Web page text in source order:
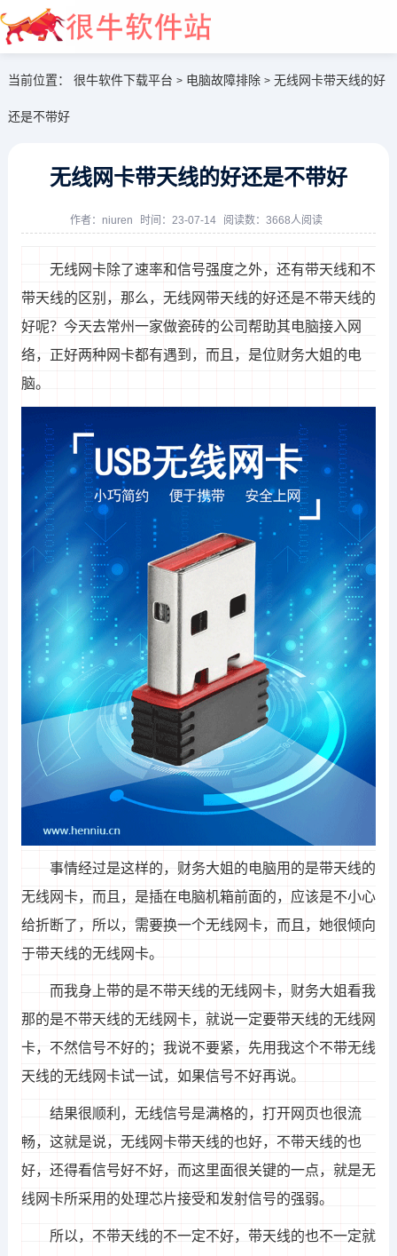
当前位置： 很牛软件下载平台 > 电脑故障排除 > 无线网卡带天线的好
还是不带好
无线网卡带天线的好还是不带好
作者： niuren 时间：23-07-14 阅读数：3668人阅读
无线网卡除了速率和信号强度之外，还有带天线和不
带天线的区别，那么，无线网带天线的好还是不带天线的
好呢？今天去常州一家做瓷砖的公司帮助其电脑接入网
络，正好两种网卡都有遇到，而且，是位财务大姐的电
脑。
事情经过是这样的，财务大姐的电脑用的是带天线的
无线网卡，而且，是插在电脑机箱前面的，应该是不小心
给折断了，所以，需要换一个无线网卡，而且，她很倾向
于带天线的无线网卡。
而我身上带的是不带天线的无线网卡，财务大姐看我
那的是不带天线的无线网卡，就说一定要带天线的无线网
卡，不然信号不好的；我说不要紧，先用我这个不带无线
天线的无线网卡试一试，如果信号不好再说。
结果很顺利，无线信号是满格的，打开网页也很流
畅，这就是说，无线网卡带天线的也好，不带天线的也
好，还得看信号好不好，而这里面很关键的一点，就是无
线网卡所采用的处理芯片接受和发射信号的强弱。
所以，不带天线的不一定不好，带天线的也不一定就